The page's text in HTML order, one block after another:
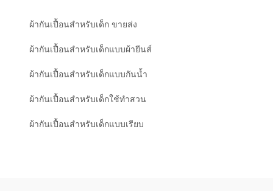
ผ้ากันเปื้อนสำหรับเด็ก ขายส่ง
ผ้ากันเปื้อนสำหรับเด็กแบบผ้ายีนส์
ผ้ากันเปื้อนสำหรับเด็กแบบกันน้ำ
ผ้ากันเปื้อนสำหรับเด็กใช้ทำสวน
ผ้ากันเปื้อนสำหรับเด็กแบบเรียบ